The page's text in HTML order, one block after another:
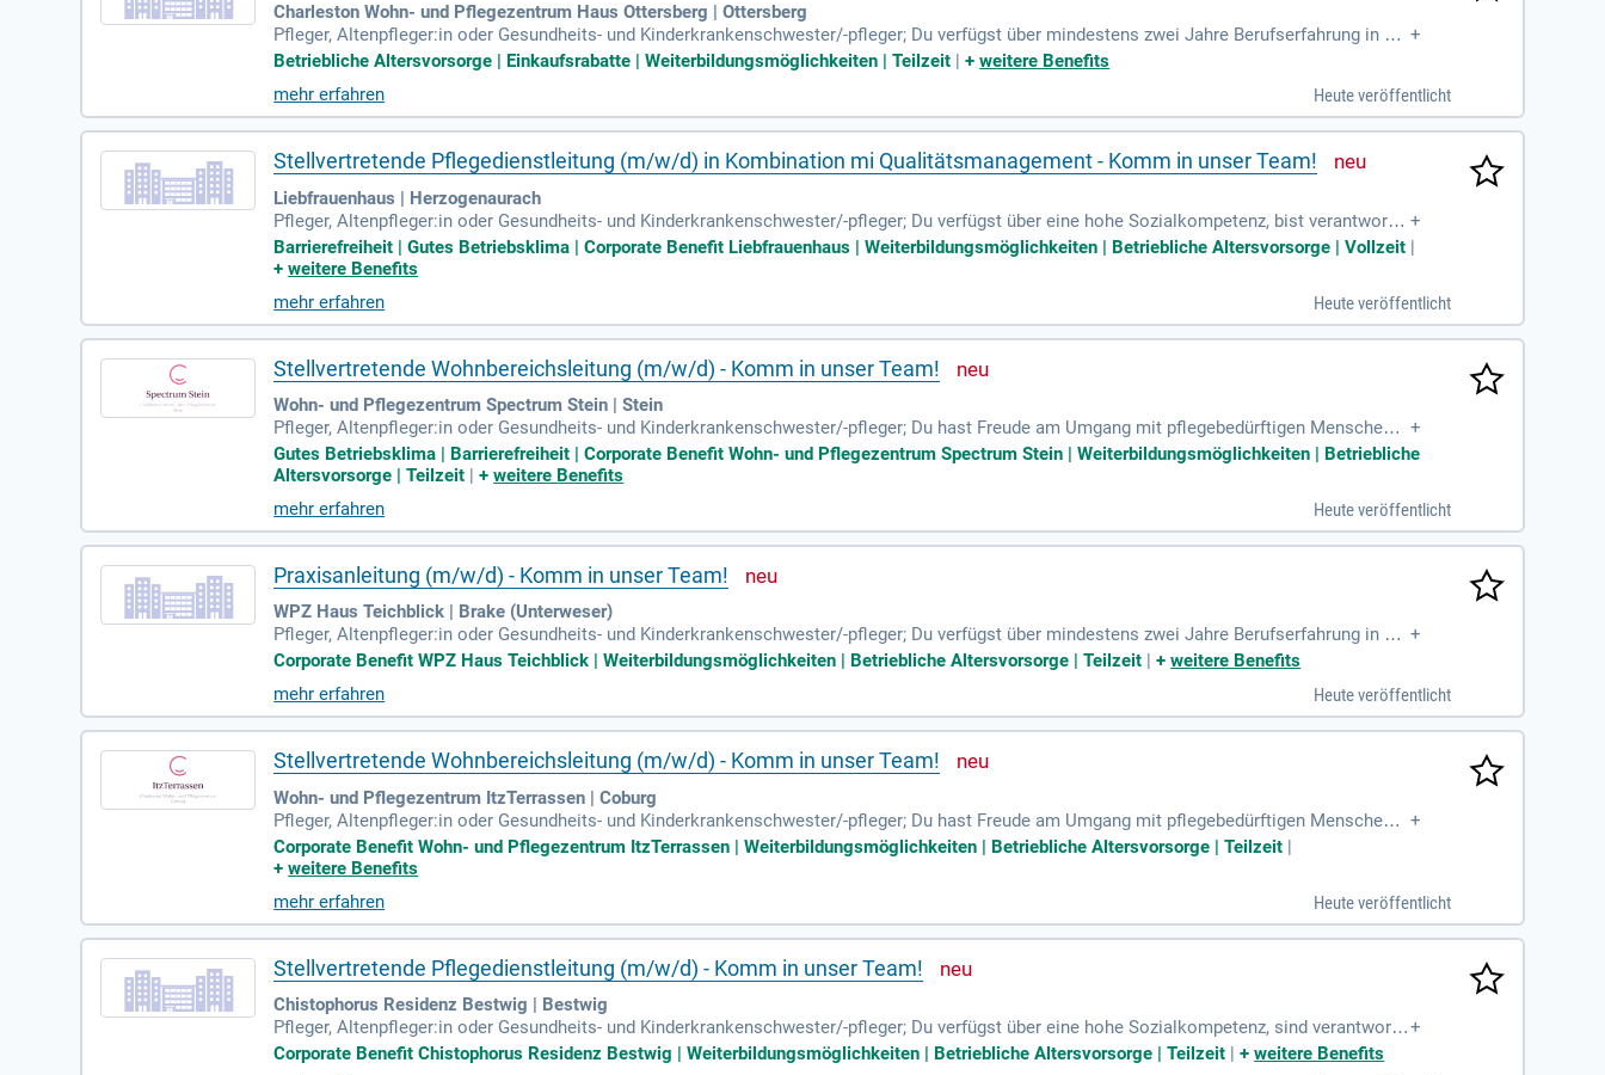
Charleston Wohn- und Pflegezentrum Haus Ottersberg | Ottersberg
Pfleger, Altenpfleger:in oder Gesundheits- und Kinderkrankenschwester/-pfleger; Du verfügst über mindestens zwei Jahre Berufserfahrung in der
Altenpflege; Mit Deiner empathischen und verantwortungsbewussten Art verbreitest Du ein positives Gefühl bei
+
Betriebliche Altersvorsorge | Einkaufsrabatte | Weiterbildungsmöglichkeiten | Teilzeit |+weitere Benefits
mehr erfahren
Heute veröffentlicht
Stellvertretende Pflegedienstleitung (m/w/d) in Kombination mi Qualitätsmanagement - Komm in unser Team!
Liebfrauenhaus | Herzogenaurach
Pfleger, Altenpfleger:in oder Gesundheits- und Kinderkrankenschwester/-pfleger; Du verfügst über eine hohe Sozialkompetenz, bist verantwortu
ngsbewusst und hast ein sicheres Auftreten; Sicherer Umgang mit EDV-Systemen; Weiterbildung im Qualitätsmanagement
+
Barrierefreiheit | Gutes Betriebsklima | Corporate Benefit Liebfrauenhaus | Weiterbildungsmöglichkeiten | Betriebliche Altersvorsorge | Vollzeit |
+weitere Benefits
mehr erfahren
Heute veröffentlicht
Stellvertretende Wohnbereichsleitung (m/w/d) - Komm in unser Team!
Wohn- und Pflegezentrum Spectrum Stein | Stein
Pfleger, Altenpfleger:in oder Gesundheits- und Kinderkrankenschwester/-pfleger; Du hast Freude am Umgang mit pflegebedürftigen Menschen;
Mit Deiner empathischen und verantwortungsbewussten Art verbreitest Du ein positives Gefühl bei den Bewohner:innen
+
Gutes Betriebsklima | Barrierefreiheit | Corporate Benefit Wohn- und Pflegezentrum Spectrum Stein | Weiterbildungsmöglichkeiten | Betriebliche
Altersvorsorge | Teilzeit |+weitere Benefits
mehr erfahren
Heute veröffentlicht
Praxisanleitung (m/w/d) - Komm in unser Team!
WPZ Haus Teichblick | Brake (Unterweser)
Pfleger, Altenpfleger:in oder Gesundheits- und Kinderkrankenschwester/-pfleger; Du verfügst über mindestens zwei Jahre Berufserfahrung in der
Altenpflege; Mit Deiner empathischen und verantwortungsbewussten Art verbreitest Du ein positives Gefühl bei
+
Corporate Benefit WPZ Haus Teichblick | Weiterbildungsmöglichkeiten | Betriebliche Altersvorsorge | Teilzeit |+weitere Benefits
mehr erfahren
Heute veröffentlicht
Stellvertretende Wohnbereichsleitung (m/w/d) - Komm in unser Team!
Wohn- und Pflegezentrum ItzTerrassen | Coburg
Pfleger, Altenpfleger:in oder Gesundheits- und Kinderkrankenschwester/-pfleger; Du hast Freude am Umgang mit pflegebedürftigen Menschen;
Mit Deiner empathischen und verantwortungsbewussten Art verbreitest Du ein positives Gefühl bei den Bewohner:innen
+
Corporate Benefit Wohn- und Pflegezentrum ItzTerrassen | Weiterbildungsmöglichkeiten | Betriebliche Altersvorsorge | Teilzeit |
+weitere Benefits
mehr erfahren
Heute veröffentlicht
Stellvertretende Pflegedienstleitung (m/w/d) - Komm in unser Team!
Chistophorus Residenz Bestwig | Bestwig
Pfleger, Altenpfleger:in oder Gesundheits- und Kinderkrankenschwester/-pfleger; Du verfügst über eine hohe Sozialkompetenz, sind verantwortu
ngsbewusst und hast ein sicheres Auftreten.
+
Corporate Benefit Chistophorus Residenz Bestwig | Weiterbildungsmöglichkeiten | Betriebliche Altersvorsorge | Teilzeit |+weitere Benefits